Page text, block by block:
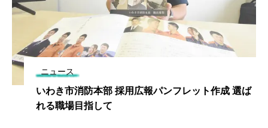
ニュース
いわき市消防本部 採用広報パンフレット作成 選ば
れる職場目指して